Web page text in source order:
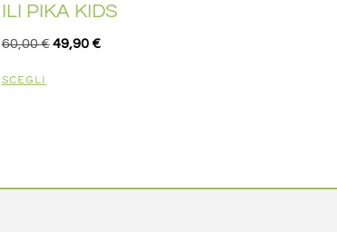
ILI PIKA KIDS
60,00€ 49,90€
SCEGLI